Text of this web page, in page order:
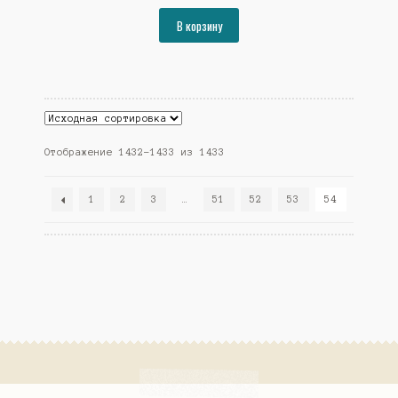
составляла
14386₽.
В корзину
Отображение 1432–1433 из 1433
1 2 3 51 52 53 54